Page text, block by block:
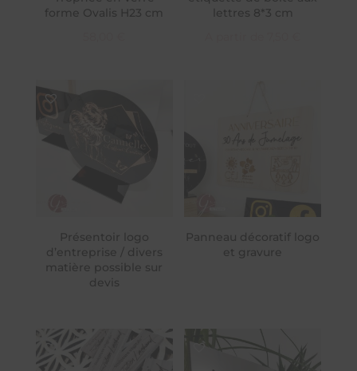
forme Ovalis H23 cm
lettres 8*3 cm
Présentoir logo
d’entreprise / divers
matière possible sur
devis
Panneau décoratif logo
et gravure